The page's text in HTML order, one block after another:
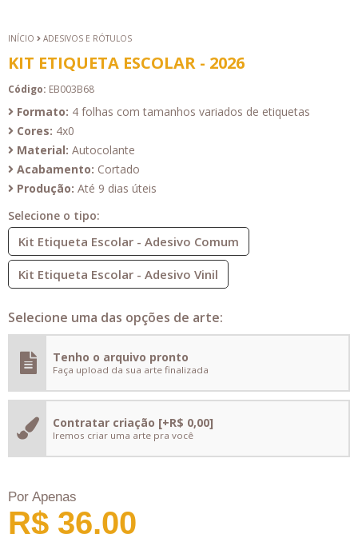
INÍCIO ADESIVOS E RÓTULOS
KIT ETIQUETA ESCOLAR - 2026
Código: EB003B68
Formato: 4 folhas com tamanhos variados de etiquetas
Cores: 4x0
Material: Autocolante
Acabamento: Cortado
Produção: Até 9 dias úteis
Selecione o tipo:
Kit Etiqueta Escolar - Adesivo Comum
Kit Etiqueta Escolar - Adesivo Vinil
Selecione uma das opções de arte:
Tenho o arquivo pronto
Faça upload da sua arte finalizada
Contratar criação [+R$ 0,00]
Iremos criar uma arte pra você
Por Apenas
R$ 36,00